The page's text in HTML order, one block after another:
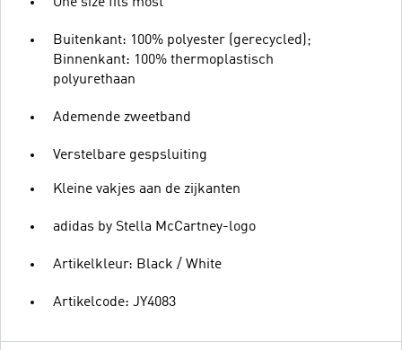
Buitenkant: 100% polyester (gerecycled);
Binnenkant: 100% thermoplastisch
polyurethaan
Ademende zweetband
Verstelbare gespsluiting
Kleine vakjes aan de zijkanten
adidas by Stella McCartney-logo
Artikelkleur: Black / White
Artikelcode: JY4083